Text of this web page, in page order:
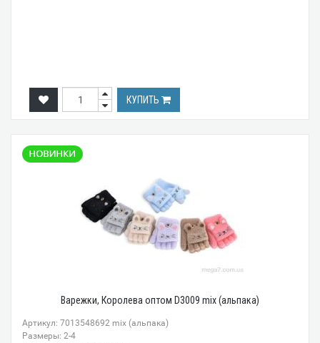
КУПИТЬ
Варежки, Королева оптом D3009 mix (альпака)
Артикул: 7013548692 mix (альпака)
Размеры: 2-4